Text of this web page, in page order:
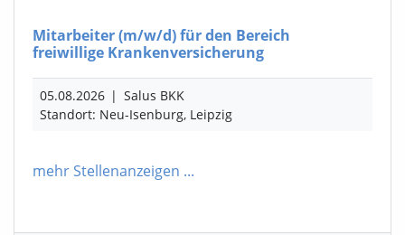
Mitarbeiter(m/w/d)für den Bereich
freiwillige Krankenversicherung
05.08.2026 | Salus BKK
Standort: Neu-Isenburg, Leipzig
mehr Stellenanzeigen ...